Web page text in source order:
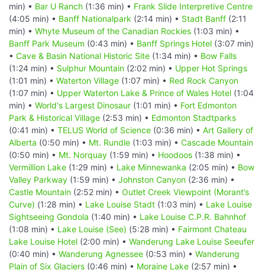
min) • Bar U Ranch (1:36 min) • Frank Slide Interpretive Centre
(4:05 min) • Banff Nationalpark (2:14 min) • Stadt Banff (2:11
min) • Whyte Museum of the Canadian Rockies (1:03 min) •
Banff Park Museum (0:43 min) • Banff Springs Hotel (3:07 min)
• Cave & Basin National Historic Site (1:34 min) • Bow Falls
(1:24 min) • Sulphur Mountain (2:02 min) • Upper Hot Springs
(1:01 min) • Waterton Village (1:07 min) • Red Rock Canyon
(1:07 min) • Upper Waterton Lake & Prince of Wales Hotel (1:04
min) • World's Largest Dinosaur (1:01 min) • Fort Edmonton
Park & Historical Village (2:53 min) • Edmonton Stadtparks
(0:41 min) • TELUS World of Science (0:36 min) • Art Gallery of
Alberta (0:50 min) • Mt. Rundle (1:03 min) • Cascade Mountain
(0:50 min) • Mt. Norquay (1:59 min) • Hoodoos (1:38 min) •
Vermillion Lake (1:29 min) • Lake Minnewanka (2:05 min) • Bow
Valley Parkway (1:59 min) • Johnston Canyon (2:36 min) •
Castle Mountain (2:52 min) • Outlet Creek Viewpoint (Morant’s
Curve) (1:28 min) • Lake Louise Stadt (1:03 min) • Lake Louise
Sightseeing Gondola (1:40 min) • Lake Louise C.P.R. Bahnhof
(1:08 min) • Lake Louise (See) (5:28 min) • Fairmont Chateau
Lake Louise Hotel (2:00 min) • Wanderung Lake Louise Seeufer
(0:40 min) • Wanderung Agnessee (0:53 min) • Wanderung
Plain of Six Glaciers (0:46 min) • Moraine Lake (2:57 min) •